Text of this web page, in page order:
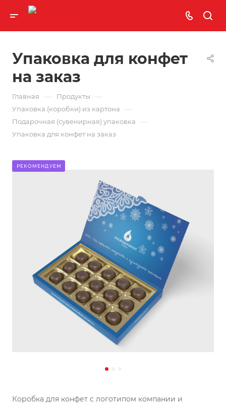
Упаковка для конфет
на заказ
Главная — Продукты —
Упаковка (коробки) из картона —
Подарочная (сувенирная) упаковка —
Упаковка для конфет на заказ
РЕКОМЕНДУЕМ
Коробка для конфет с логотипом компании и